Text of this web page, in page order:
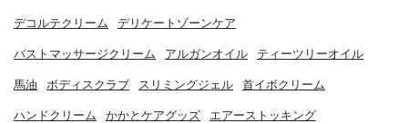
デコルテクリーム デリケートゾーンケア
バストマッサージクリーム アルガンオイル ティーツリーオイル
馬油 ボディスクラブ スリミングジェル 首イボクリーム
ハンドクリーム かかとケアグッズ エアーストッキング